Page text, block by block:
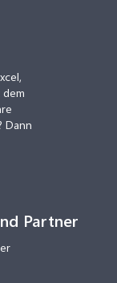
Dann
Partner